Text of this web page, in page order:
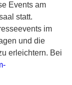
Events am
statt.
im
und die
erleichtern. Bei